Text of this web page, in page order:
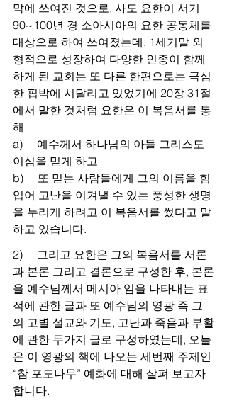
막에 쓰여진 것으로, 사도 요한이 서기
90~100년 경 소아시아의 요한 공동체를
대상으로 하여 쓰여졌는데, 1세기말 외
형적으로 성장하여 다양한 인종이 함께
하게 된 교회는 또 다른 한편으로는 극심
한 핍박에 시달리고 있었기에 20장 31절
에서 말한 것처럼 요한은 이 복음서를 통
해
a)     예수께서 하나님의 아들 그리스도
이심을 믿게 하고
b)     또 믿는 사람들에게 그의 이름을 힘
입어 고난을 이겨낼 수 있는 풍성한 생명
을 누리게 하려고 이 복음서를 썼다고 말
하고 있습니다.
2)     그리고 요한은 그의 복음서를 서론
과 본론 그리고 결론으로 구성한 후, 본론
을 예수님께서 메시아 임을 나타내는 표
적에 관한 글과 또 예수님의 영광 즉 그
의 고별 설교와 기도, 고난과 죽음과 부활
에 관한 두가지 글로 구성하였는데, 오늘
은 이 영광의 책에 나오는 세번째 주제인
“참 포도나무” 예화에 대해 살펴 보고자
합니다.